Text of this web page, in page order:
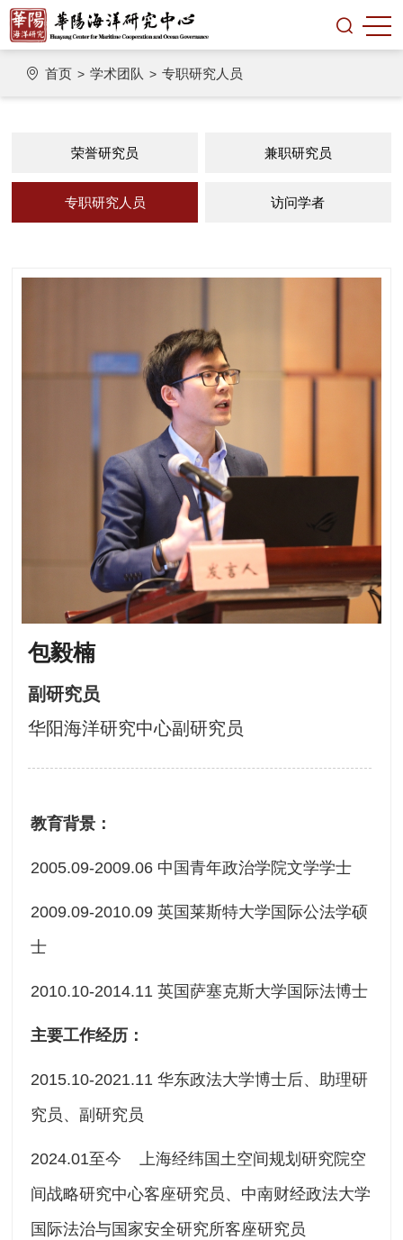
首页 > 学术团队 > 专职研究人员
荣誉研究员 兼职研究员
专职研究人员 访问学者
包毅楠
副研究员
华阳海洋研究中心副研究员
教育背景：
2005.09-2009.06 中国青年政治学院文学学士
2009.09-2010.09 英国莱斯特大学国际公法学硕
士
2010.10-2014.11 英国萨塞克斯大学国际法博士
主要工作经历：
2015.10-2021.11 华东政法大学博士后、助理研
究员、副研究员
2024.01至今 上海经纬国土空间规划研究院空
间战略研究中心客座研究员、中南财经政法大学
国际法治与国家安全研究所客座研究员